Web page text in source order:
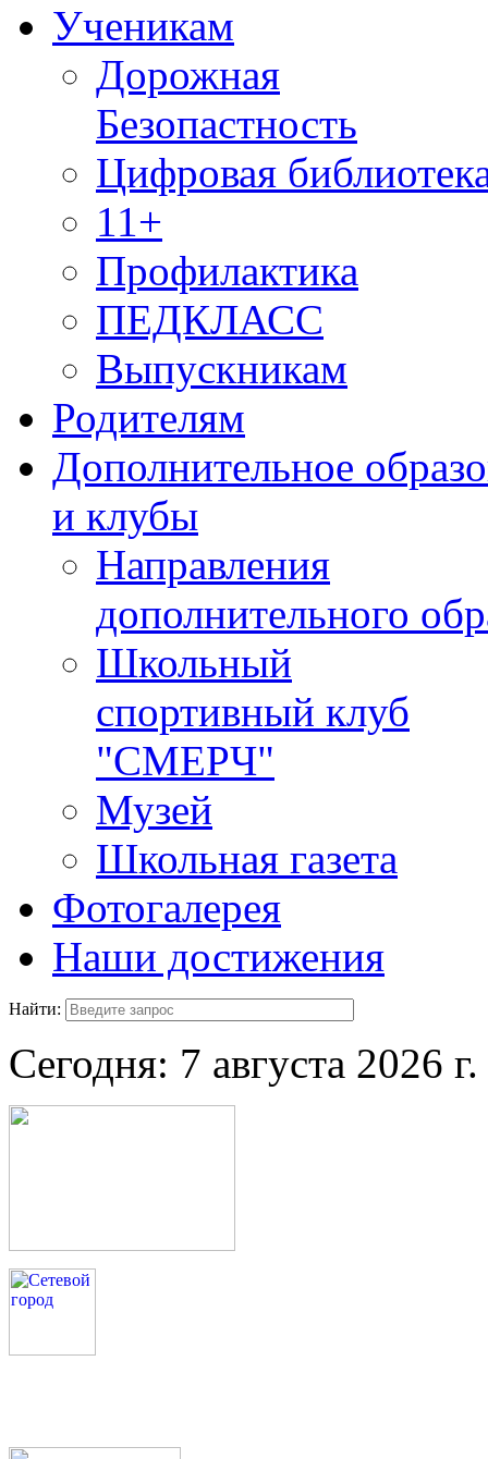
Ученикам
Дорожная
Безопастность
Цифровая
11+
Профилактика
ПЕДКЛАСС
Выпускникам
Родителям
Дополнительное
и клубы
Направления
дополнительного
Школьный
спортивный клуб
"СМЕРЧ"
Музей
Школьная газета
Фотогалерея
Наши достижения
Найти:
Сегодня: 7 августа 2026